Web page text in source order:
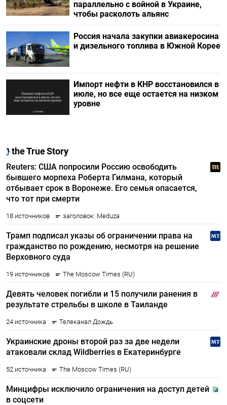
параллельно с войной в Украине,
чтобы расколоть альянс
Россия начала закупки авиакеросина
и дизельного топлива в Южной Корее
Импорт нефти в КНР восстановился в
июле, но все еще остается на низком
уровне